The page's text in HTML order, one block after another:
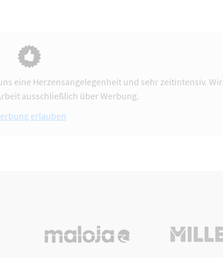
eine Herzensangelegenheit und sehr zeitintensiv. Wir
ausschließlich über Werbung.
erlauben